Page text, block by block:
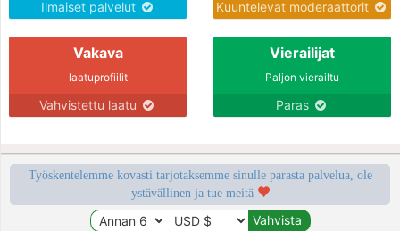
Ilmaiset palvelut Kuuntelevat moderaattorit
Vakava
laatuprofiilit
Vahvistettu laatu
Vierailijat
Paljon vierailtu
Paras
Työskentelemme kovasti tarjotaksemme sinulle parasta palvelua, ole
ystävällinen ja tue meitä